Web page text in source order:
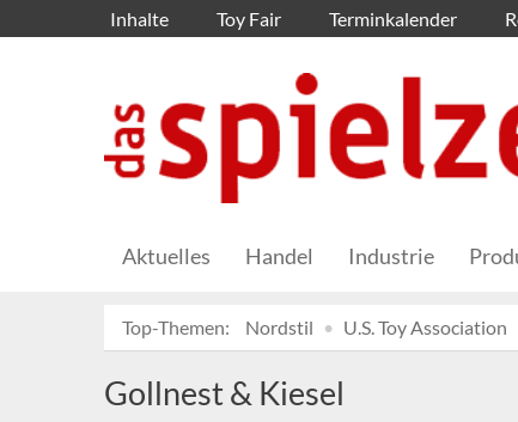
Inhalte Toy Fair Terminkalender
Aktuelles Handel Industrie
Top-Themen: Nordstil U.S. Toy Association
Gollnest & Kiesel